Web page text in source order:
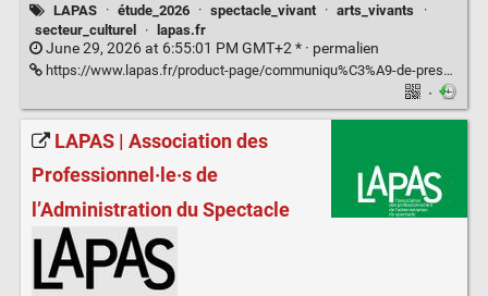
LAPAS · étude_2026 · spectacle_vivant · arts_vivants
·
secteur_culturel
· lapas.fr
June 29, 2026 at 6:55:01 PM GMT+2 * · permalien
https://www.lapas.fr/product-page/communiqu%C3%A9-de-presse-etude-2026-25-juin-2026
·
LAPAS | Association des
Professionnel·le·s de
l’Administration du Spectacle